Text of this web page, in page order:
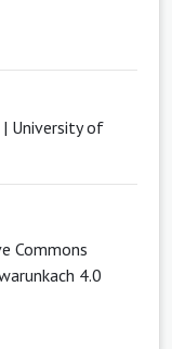
University of
Commons
4.0